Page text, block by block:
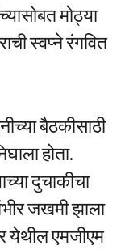
मोठ्या
स्वप्ने रंगवित
बैठकीसाठी
होता.
दुचाकीचा
जखमी झाला
येथील एमजीएम